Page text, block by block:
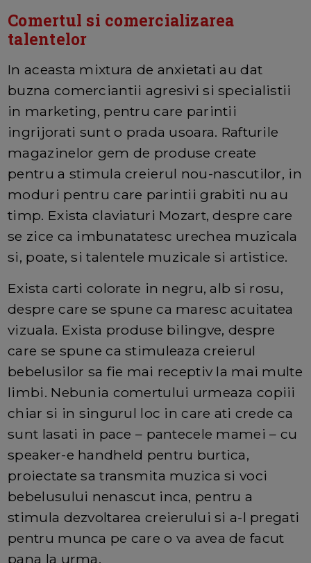
Comertul si comercializarea
talentelor
In aceasta mixtura de anxietati au dat
buzna comerciantii agresivi si specialistii
in marketing, pentru care parintii
ingrijorati sunt o prada usoara. Rafturile
magazinelor gem de produse create
pentru a stimula creierul nou-nascutilor, in
moduri pentru care parintii grabiti nu au
timp. Exista claviaturi Mozart, despre care
se zice ca imbunatatesc urechea muzicala
si, poate, si talentele muzicale si artistice.
Exista carti colorate in negru, alb si rosu,
despre care se spune ca maresc acuitatea
vizuala. Exista produse bilingve, despre
care se spune ca stimuleaza creierul
bebelusilor sa fie mai receptiv la mai multe
limbi. Nebunia comertului urmeaza copiii
chiar si in singurul loc in care ati crede ca
sunt lasati in pace – pantecele mamei – cu
speaker-e handheld pentru burtica,
proiectate sa transmita muzica si voci
bebelusului nenascut inca, pentru a
stimula dezvoltarea creierului si a-l pregati
pentru munca pe care o va avea de facut
pana la urma.